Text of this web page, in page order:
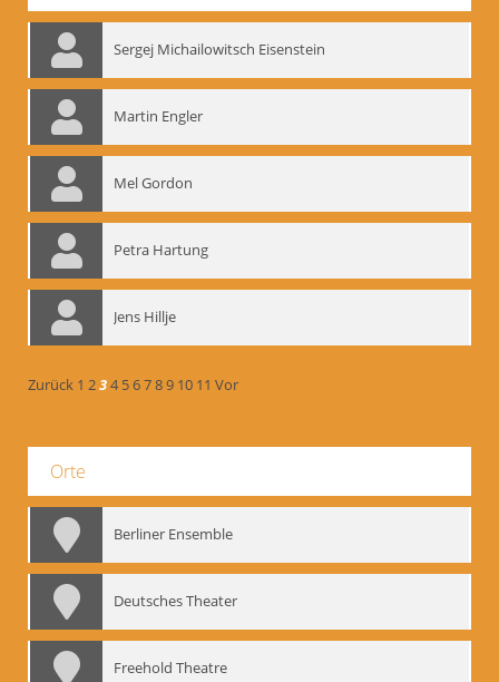
Sergej Michailowitsch Eisenstein
Martin Engler
Mel Gordon
Petra Hartung
Jens Hillje
Zurück 1 234 56789 10 11 Vor
Orte
Berliner Ensemble
Deutsches Theater
Freehold Theatre